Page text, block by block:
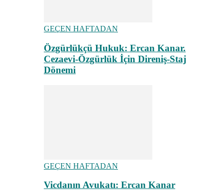
GEÇEN HAFTADAN
Özgürlükçü Hukuk: Ercan Kanar.
Cezaevi-Özgürlük İçin Direniş-Staj
Dönemi
GEÇEN HAFTADAN
Vicdanın Avukatı: Ercan Kanar